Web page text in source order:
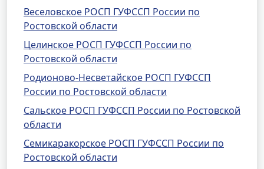
Веселовское РОСП ГУФССП России по
Ростовской области
Целинское РОСП ГУФССП России по
Ростовской области
Родионово-Несветайское РОСП ГУФССП
России по Ростовской области
Сальское РОСП ГУФССП России по Ростовской
области
Семикаракорское РОСП ГУФССП России по
Ростовской области